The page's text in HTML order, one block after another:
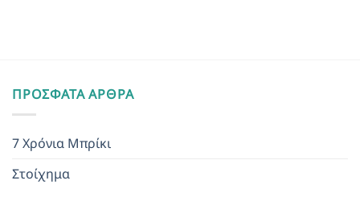
ΠΡΌΣΦΑΤΑ ΆΡΘΡΑ
7 Χρόνια Μπρίκι
Στοίχημα